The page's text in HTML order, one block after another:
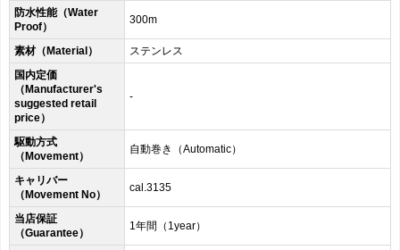
防水性能（Water
Proof）
300m
素材（Material）
ステンレス
国内定価
（Manufacturer's
suggested retail
price）
-
駆動方式
（Movement）
自動巻き（Automatic）
キャリバー
（Movement No）
cal.3135
当店保証
（Guarantee）
1年間（1year）